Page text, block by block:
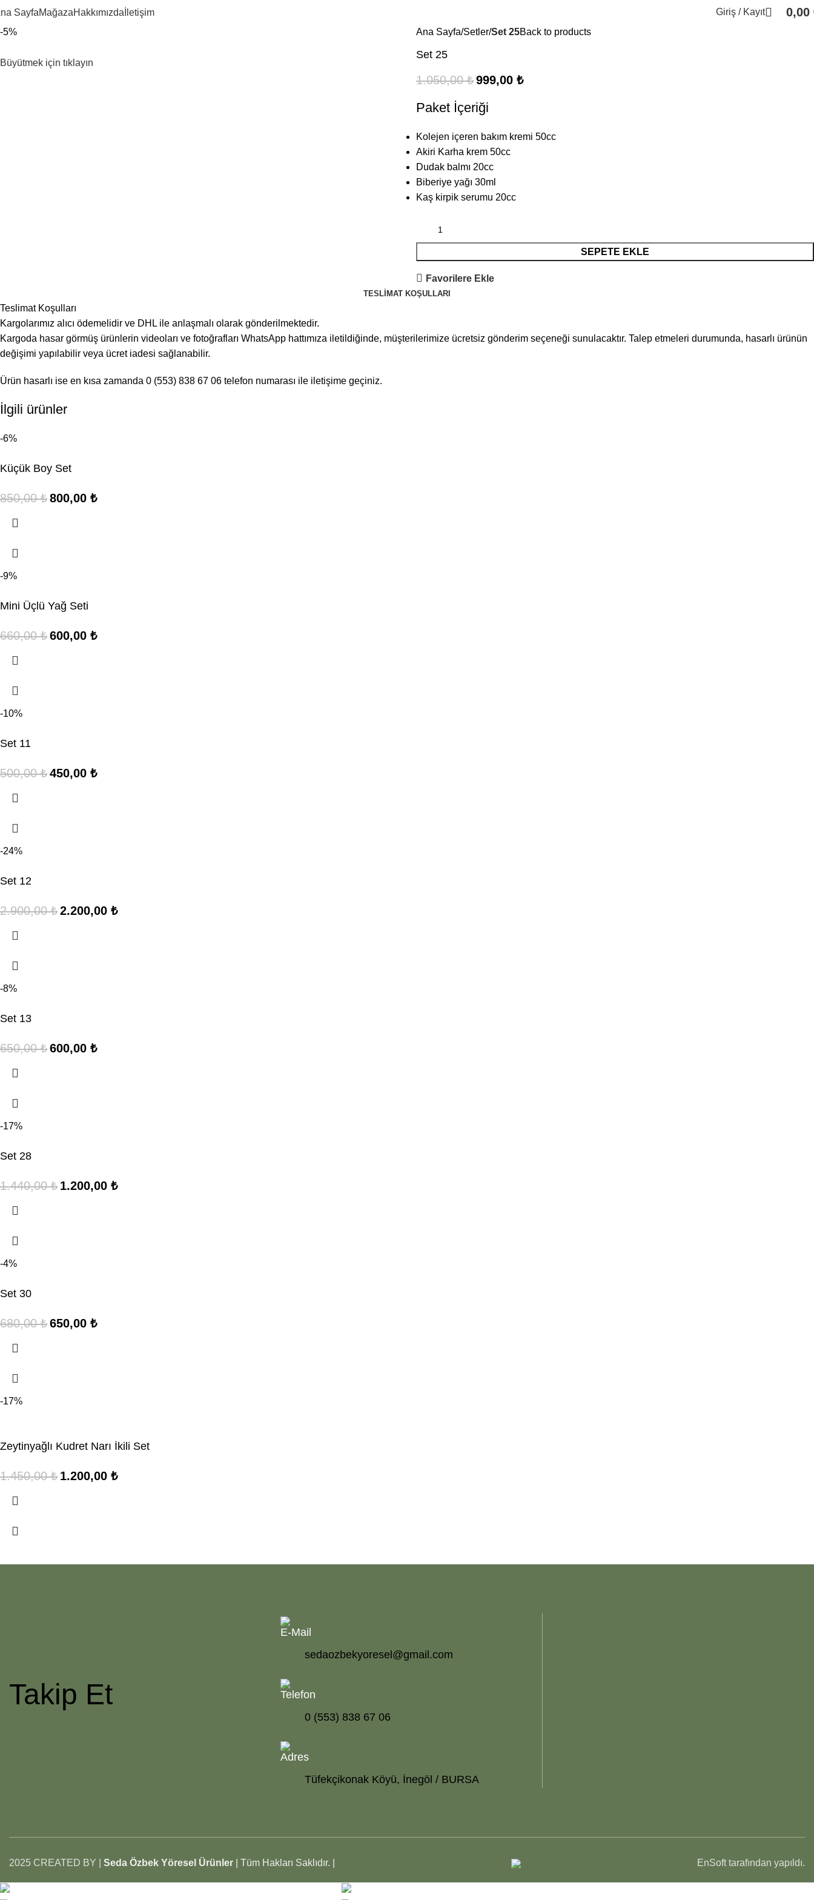
SayfaMağazaHakkımızda İletişim Giriş / Kayıt 0,00
-5%
Büyütmek için tıklayın
Ana Sayfa Setler Set 25Back to products
Set 25
1.050,00₺999,00 ₺
Paket İçeriği
Kolejen içeren bakım kremi 50cc
Akiri Karha krem 50cc
Dudak balmı 20cc
Biberiye yağı 30ml
Kaş kirpik serumu 20cc
SEPETE EKLE
Favorilere Ekle
TESLIMAT KOŞULLARI
Teslimat Koşulları
Kargolarımız alıcı ödemelidir ve DHL ile anlaşmalı olarak gönderilmektedir.
Kargoda hasar görmüş ürünlerin videoları ve fotoğrafları WhatsApp hattımıza iletildiğinde, müşterilerimize ücretsiz gönderim seçeneği sunulacaktır. Talep etmeleri durumunda, hasarlı ürünün
değişimi yapılabilir veya ücret iadesi sağlanabilir.
Ürün hasarlı ise en kısa zamanda 0 (553) 838 67 06 telefon numarası ile iletişime geçiniz.
İlgili ürünler
-6%
Küçük Boy Set
850,00₺800,00 ₺
-9%
Mini Üçlü Yağ Seti
660,00₺600,00 ₺
-10%
Set 11
500,00₺450,00 ₺
-24%
Set 12
2.900,00₺2.200,00 ₺
-8%
Set 13
650,00₺600,00 ₺
-17%
Set 28
1.440,00₺ 1.200,00 ₺
-4%
Set 30
680,00₺650,00 ₺
-17%
Zeytinyağlı Kudret Narı İkili Set
1.450,00₺ 1.200,00 ₺
Takip Et
E-Mail
sedaozbekyoresel@gmail.com
Telefon
0 (553) 838 67 06
Adres
Tüfekçikonak Köyü, İnegöl / BURSA
2025 CREATED BY | Seda Özbek Yöresel Ürünler | Tüm Hakları Saklıdır. | EnSoft tarafından yapıldı.